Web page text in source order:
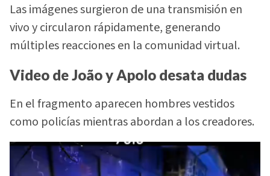
Las imágenes surgieron de una transmisión en
vivo y circularon rápidamente, generando
múltiples reacciones en la comunidad virtual.
Video de João y Apolo desata dudas
En el fragmento aparecen hombres vestidos
como policías mientras abordan a los creadores.